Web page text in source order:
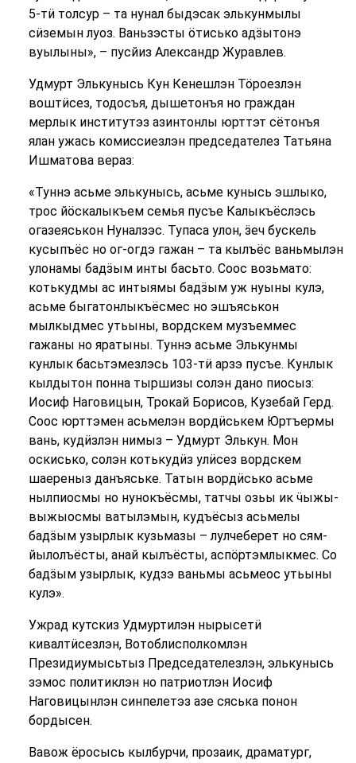
5-тӥ толсур – та нунал быдэсак элькунмылы
сӥземын луоз. Ваньзэсты ӧтисько адӟытонэ
вуылыны», – пусйиз Александр Журавлев.
Удмурт Элькунысь Кун Кенешлэн Тӧроезлэн
воштӥсез, тодосъя, дышетонъя но граждан
мерлык институтэз азинтонлы юрттэт сётонъя
ялан ужась комиссиезлэн председателез Татьяна
Ишматова вераз:
«Туннэ асьме элькунысь, асьме кунысь эшлыко,
трос йӧскалыкъем семья пусъе Калыкъёслэсь
огазеяськон Нуналзэс. Тупаса улон, ӟеч бускель
кусыпъёс но ог-огдэ гажан – та кылъёс ваньмылэн
улонамы бадӟым инты басьто. Соос возьмато:
котькудмы ас интыямы бадӟым уж нуыны кулэ,
асьме быгатонлыкъёсмес но эшъяськон
мылкыдмес утьыны, вордскем музъеммес
гажаны но яратыны. Туннэ асьме Элькунмы
кунлык басьтэмезлэсь 103-тӥ арзэ пусъе. Кунлык
кылдытон понна тыршизы солэн дано пиосыз:
Иосиф Наговицын, Трокай Борисов, Кузебай Герд.
Соос юрттэмен асьмелэн вордӥськем Юртъермы
вань, кудӥзлэн нимыз – Удмурт Элькун. Мон
оскисько, солэн котькудӥз улӥсез вордскем
шаереныз данъяське. Татын вордӥсько асьме
нылпиосмы но нунокъёсмы, татчы озьы ик ӵыжы-
выжыосмы ватылэмын, кудъёсыз асьмелы
бадӟым узырлык кузьмазы – лулчеберет но сям-
йылолъёсты, анай кылъёсты, аспӧртэмлыкмес. Со
бадӟым узырлык, кудзэ ваньмы асьмеос утьыны
кулэ».
Ужрад кутскиз Удмуртилэн нырысетӥ
кивалтӥсезлэн, Вотоблисполкомлэн
Президиумысьтыз Председателезлэн, элькунысь
зэмос политиклэн но патриотлэн Иосиф
Наговицынлэн синпелетэз азе сяська понон
бордысен.
Вавож ёросысь кылбурчи, прозаик, драматург,